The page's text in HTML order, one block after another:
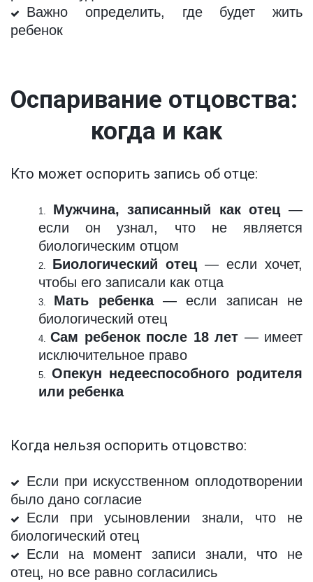
Важно определить, где будет жить
ребенок
Оспаривание отцовства:
когда и как
Кто может оспорить запись об отце:
Мужчина, записанный как отец —
если он узнал, что не является
биологическим отцом
Биологический отец — если хочет,
чтобы его записали как отца
Мать ребенка— если записан не
биологический отец
Сам ребенок после 18 лет — имеет
исключительное право
Опекун недееспособного родителя
или ребенка
Когда нельзя оспорить отцовство:
Если при искусственном оплодотворении
было дано согласие
Если при усыновлении знали, что не
биологический отец
Если на момент записи знали, что не
отец, но все равно согласились